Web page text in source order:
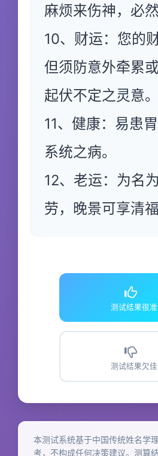
麻烦来伤神，必然
10、财运：您的
但须防意外牵累
起伏不定之灵意。
11、健康：易患
系统之病。
12、老运：为名
劳，晚景可享清福
测试结果很准
测试结果欠佳
本测试系统基于中国传统姓名学
考，不构成任何决策建议。测算